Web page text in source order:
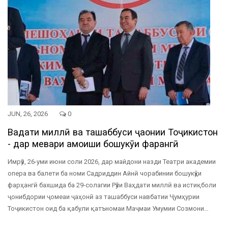
JUN, 26, 2026 0
Ваҳдати миллӣ ва ташаббуси ҷаҳонии Тоҷикистон
- дар меҳвари ҳамоиши бошукӯҳи фарҳангӣ
Имрӯз, 26-уми июни соли 2026, дар майдони назди Театри академии
опера ва балети ба номи Садриддин Айнӣ чорабинии бошукӯҳи
фарҳангӣ бахшида ба 29-солагии Рӯзи Ваҳдати миллӣ ва истиқболи
ҷонибдории ҷомеаи ҷаҳонӣ аз ташаббуси навбатии Ҷумҳурии
Тоҷикистон оид ба қабули қатъномаи Маҷмаи Умумии Созмони…